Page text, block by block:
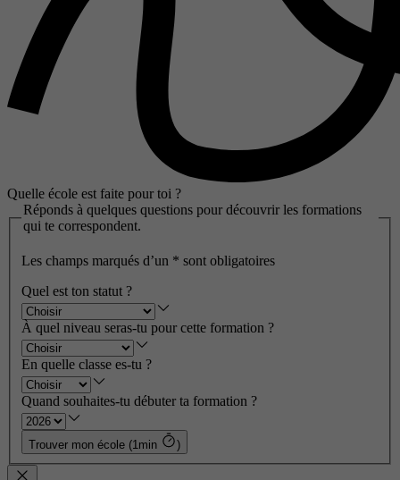
Quelle école est faite pour toi ?
Réponds à quelques questions pour découvrir les formations
qui te correspondent.
Les champs marqués d’un * sont obligatoires
Quel est ton statut ?
À quel niveau seras-tu pour cette formation ?
En quelle classe es-tu ?
Quand souhaites-tu débuter ta formation ?
Trouver mon école (1min )